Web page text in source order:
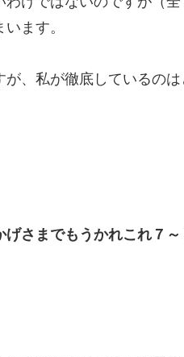
ます。
、私が徹底しているのは
げさまでもうかれこれ７